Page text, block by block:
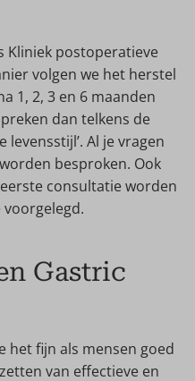
Kliniek postoperatieve
volgen we het herstel
1, 2, 3 en 6 maanden
dan telkens de
levensstijl’. Al je vragen
besproken. Ook
consultatie worden
Gastric
het fijn als mensen goed
van effectieve en